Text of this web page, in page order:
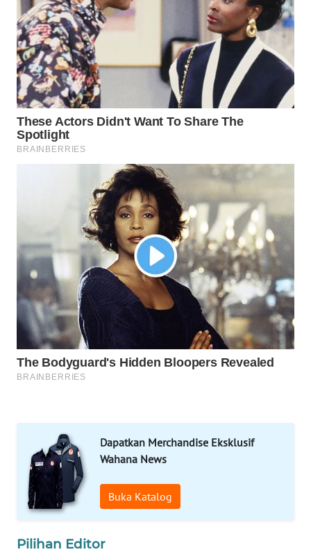
Dapatkan Merchandise Eksklusif
Wahana News
Buka Katalog
Pilihan Editor
WN
PRIANGAN
TIMUR
WN
SEMARANG
WN
SOLO
MADURA
WN
SURABAYA
WN
NATUNA
WN
MANDALIKA
WN
LIKUPANG
WN